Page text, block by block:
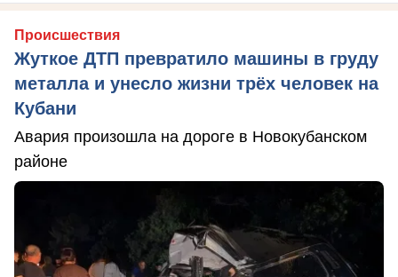
Происшествия
Жуткое ДТП превратило машины в груду
металла и унесло жизни трёх человек на
Кубани
Авария произошла на дороге в Новокубанском
районе